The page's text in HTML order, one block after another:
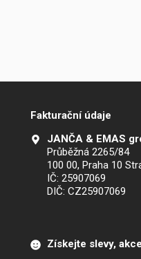
Fakturační údaje
JANČA & EMAS
Průběžná 2265/84
100 00, Praha 10
IČ: 25907069
DIČ: CZ25907069
Získejte slevy,